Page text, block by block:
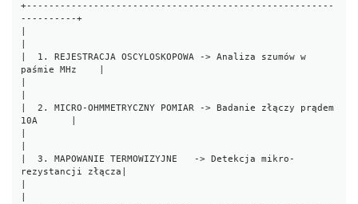
+-------------------------------------------------------
----------+
|  1. REJESTRACJA OSCYLOSKOPOWA -> Analiza szumów w
paśmie MHz    |
|  2. MICRO-OHMMETRYCZNY POMIAR -> Badanie złączy prądem
10A      |
|  3. MAPOWANIE TERMOWIZYJNE   -> Detekcja mikro-
rezystancji złącza|